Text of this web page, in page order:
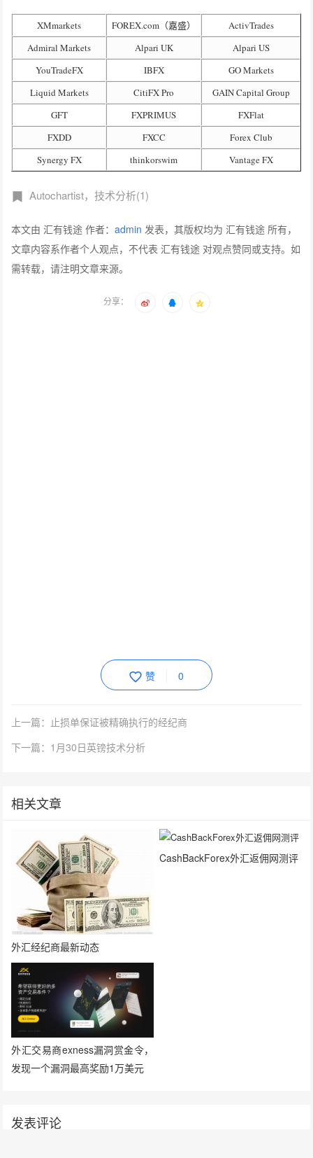
XMmarkets FOREX.com（嘉盛）
ActivTrades
Admiral Markets
Alpari UK
Alpari US
YouTradeFX
IBFX
GO Markets
Liquid Markets
CitiFX Pro
GAIN Capital Group
GFT
FXPRIMUS
FXFlat
FXDD
FXCC
Forex Club
Synergy FX
thinkorswim Vantage FX
Autochartist，技术分析(1)
本文由 汇有钱途 作者：admin 发表，其版权均为 汇有钱途 所有，
文章内容系作者个人观点，不代表 汇有钱途 对观点赞同或支持。如
需转载，请注明文章来源。
分享：
赞 0
上一篇：止损单保证被精确执行的经纪商
下一篇：1月30日英镑技术分析
相关文章
外汇经纪商最新动态
CashBackForex外汇返佣网测评
外汇交易商exness漏洞赏金令，
发现一个漏洞最高奖励1万美元
发表评论